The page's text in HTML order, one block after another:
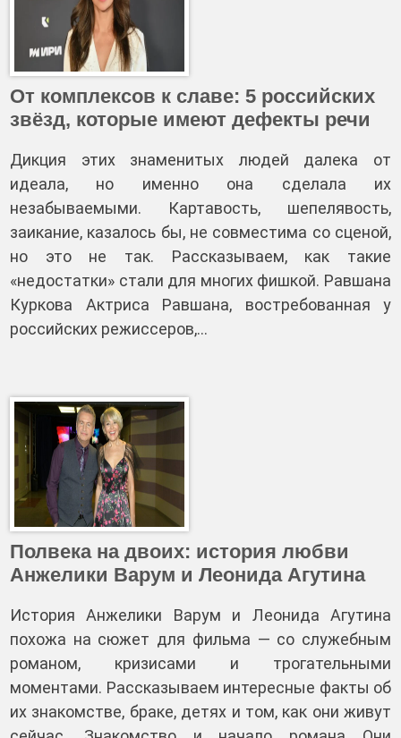
От комплексов к славе: 5 российских
звёзд, которые имеют дефекты речи
Дикция этих знаменитых людей далека от
идеала, но именно она сделала их
незабываемыми. Картавость, шепелявость,
заикание, казалось бы, не совместима со сценой,
но это не так. Рассказываем, как такие
«недостатки» стали для многих фишкой. Равшана
Куркова Актриса Равшана, востребованная у
российских режиссеров,…
Полвека на двоих: история любви
Анжелики Варум и Леонида Агутина
История Анжелики Варум и Леонида Агутина
похожа на сюжет для фильма — со служебным
романом, кризисами и трогательными
моментами. Рассказываем интересные факты об
их знакомстве, браке, детях и том, как они живут